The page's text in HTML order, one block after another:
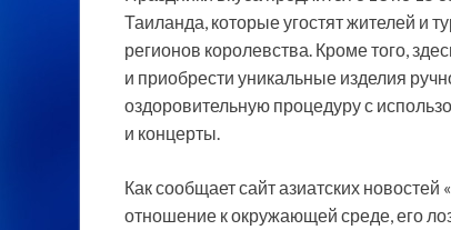
Таиланда, которые угостят жителей и
регионов королевства. Кроме того,
и приобрести уникальные изделия
оздоровительную процедуру с
и концерты.
Как сообщает сайт азиатских
отношение к окружающей среде, его